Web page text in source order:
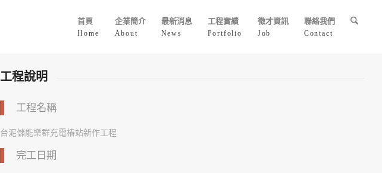
首頁
Home
企業簡介
About
最新消息
News
工程實績
Portfolio
徵才資訊
Job
聯絡我們
Contact
工程說明
工程名稱
台泥儲能樂群充電樁站新作工程
完工日期